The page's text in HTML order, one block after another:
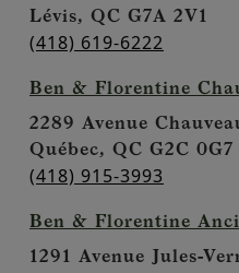
Lévis, QC G7A 2V1
(418) 619-6222
Ben & Florentine
2289 Avenue
Québec, QC G2C 0G7
(418) 915-3993
Ben & Florentine
1291 Avenue Jules-